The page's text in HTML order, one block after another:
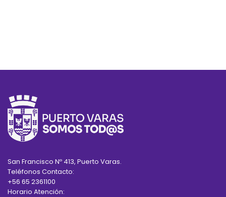
San Francisco Nº 413, Puerto Varas.
Teléfonos Contacto:
+56 65 2361100
Horario Atención: